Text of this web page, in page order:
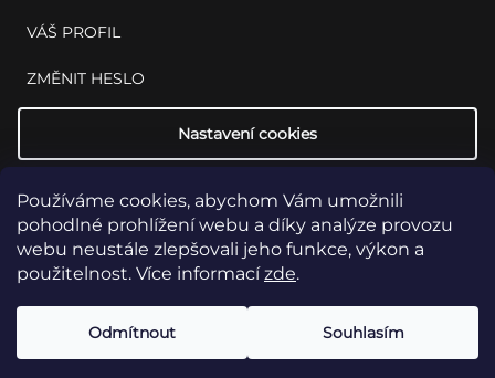
Používáme cookies, abychom Vám umožnili
pohodlné prohlížení webu a díky analýze provozu
webu neustále zlepšovali jeho funkce, výkon a
použitelnost. Více informacízde.
Odmítnout Souhlasím
VÁŠ PROFIL
ZMĚNIT HESLO
Nastavení cookies
Vytvořil Shoptet
Copyright 2026INSET: Med & Lab Všechna práva vyhrazena.